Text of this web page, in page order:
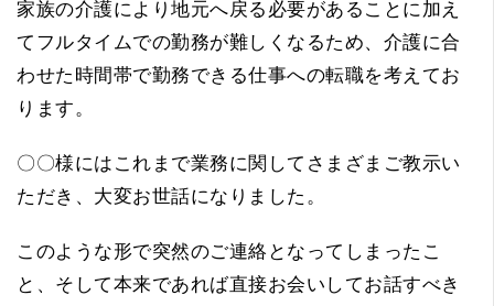
家族の介護により地元へ戻る必要があることに加え
てフルタイムでの勤務が難しくなるため、介護に合
わせた時間帯で勤務できる仕事への転職を考えてお
ります。
〇〇様にはこれまで業務に関してさまざまご教示い
ただき、大変お世話になりました。
このような形で突然のご連絡となってしまったこ
と、そして本来であれば直接お会いしてお話すべき